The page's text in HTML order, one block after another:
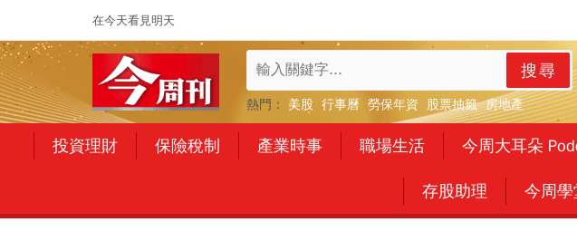
在今天看見明天
搜尋
熱門： 美股 行事曆 勞保年資 股票抽籤 房地產
投資理財 保險稅制 產業時事 職場生活 今周大耳朵
存股助理 今周學